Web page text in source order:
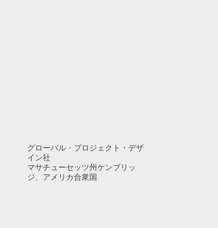
グローバル・プロジェクト・デザ
イン社
マサチューセッツ州ケンブリッ
ジ、アメリカ合衆国